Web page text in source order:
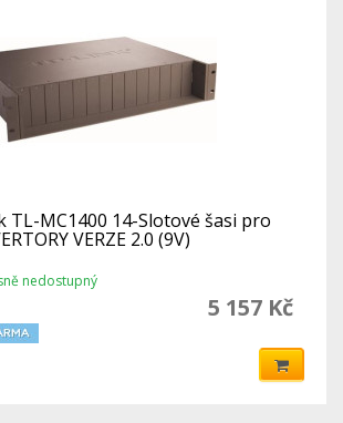
TL-MC1400 14-Slotové šasi pro
VERZE 2.0 (9V)
nedostupný
5 157 Kč